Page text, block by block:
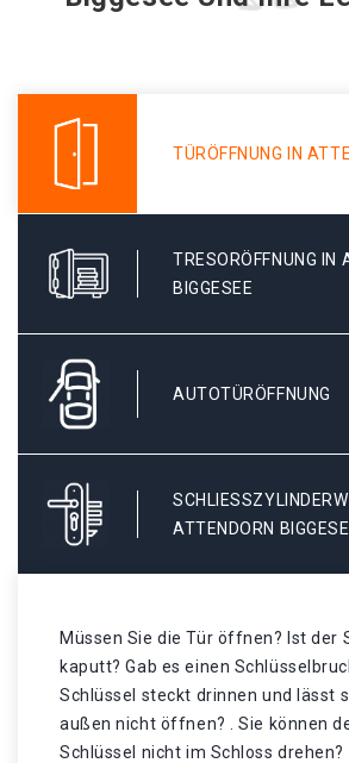
TÜRÖFFNUNG IN
TRESORÖFFNUNG IN
BIGGESEE
AUTOTÜRÖFFNUNG
TTENDORN
Müssen Sie die Tür öffnen? Ist der
kaputt? Gab es einen
Schlüssel steckt drinnen und lässt
außen nicht öffnen? . Sie können
Schlüssel nicht im Schloss drehen?